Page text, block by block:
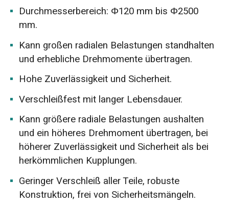
Durchmesserbereich: Φ120 mm bis Φ2500
mm.
Kann großen radialen Belastungen standhalten
und erhebliche Drehmomente übertragen.
Hohe Zuverlässigkeit und Sicherheit.
Verschleißfest mit langer Lebensdauer.
Kann größere radiale Belastungen aushalten
und ein höheres Drehmoment übertragen, bei
höherer Zuverlässigkeit und Sicherheit als bei
herkömmlichen Kupplungen.
Geringer Verschleiß aller Teile, robuste
Konstruktion, frei von Sicherheitsmängeln.